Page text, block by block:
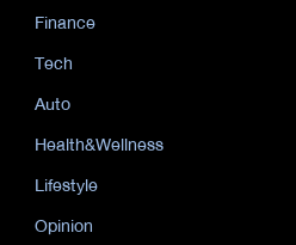
Finance
Tech
Auto
Health&Wellness
Lifestyle
Opinion